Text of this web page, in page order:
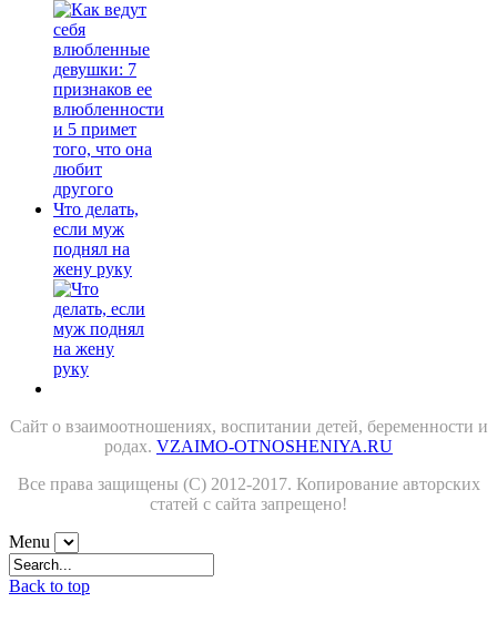
Что делать,
если муж
поднял на
жену руку
Сайт о взаимоотношениях, воспитании детей, беременности и
родах. VZAIMO-OTNOSHENIYA.RU
Все права защищены (С) 2012-2017. Копирование авторских
статей с сайта запрещено!
Menu
Back to top